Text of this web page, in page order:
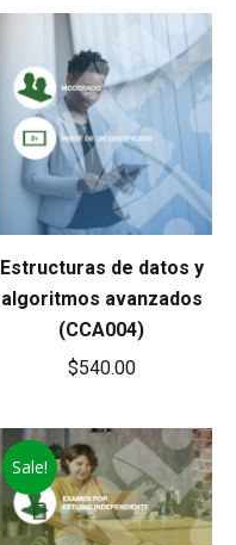
was:
$120.00.
is:
Estructuras de datos y
algoritmos avanzados
(CCA004)
$540.00
Sale!